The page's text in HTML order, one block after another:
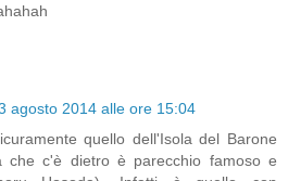
agosto 2014 alle ore 15:04
quello dell'Isola del Barone
che c'è dietro è parecchio famoso e